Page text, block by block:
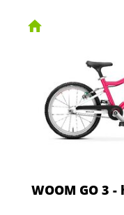
WOOM GO 3